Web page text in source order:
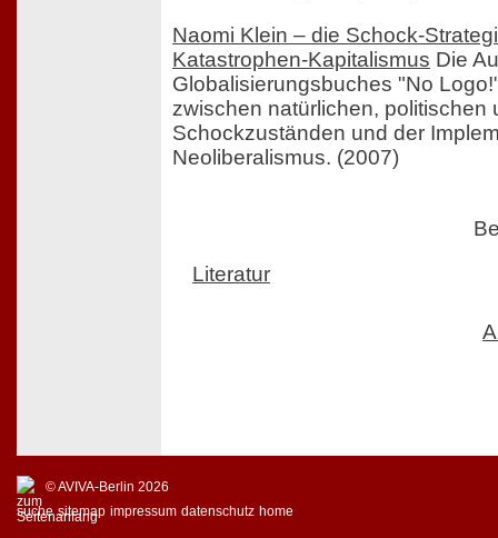
Naomi Klein – die Schock-
Katastrophen-Kapitalismus Die
Globalisierungsbuches "No
zwischen natürlichen, politischen
Schockzuständen und der
Neoliberalismus. (2007)
Literatur
© AVIVA-Berlin 2026
suche sitemap impressum datenschutz home